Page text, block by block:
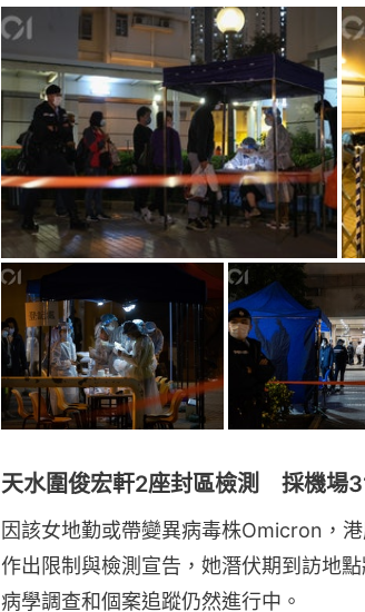
天水圍俊宏軒2座封區檢測 採機場
因該女地勤或帶變異病毒株Omicron，
作出限制與檢測宣告，她潛伏期到訪地
病學調查和個案追蹤仍然進行中。